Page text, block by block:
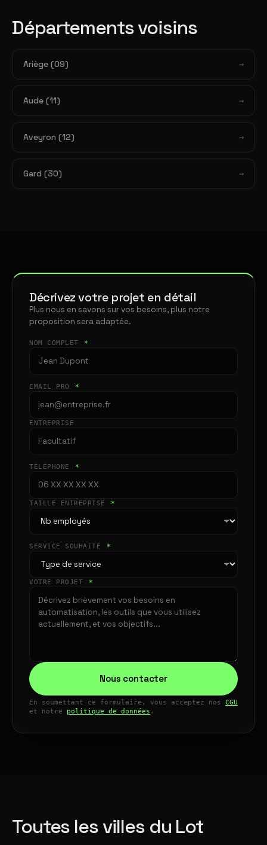
Départements voisins
Ariège (09)
Aude (11)
Aveyron (12)
Gard (30)
Décrivez votre projet en détail
Plus nous en savons sur vos besoins, plus notre
proposition sera adaptée.
NOM COMPLET *
EMAIL PRO *
ENTREPRISE
TÉLÉPHONE *
TAILLE ENTREPRISE *
SERVICE SOUHAITÉ *
VOTRE PROJET *
Nous contacter
En soumettant ce formulaire, vous acceptez nos CGU
et notre politique de données .
Toutes les villes du Lot